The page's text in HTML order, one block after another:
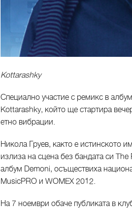
Kottarashky
Специално участие с ремикс в
Kottarashky, който ще стартира
етно вибрации.
Никола Груев, както е истинското
излиза на сцена без бандата си
албум Demoni, осъществиха
MusicPRO и WOMEX 2012.
На 7 ноември обаче публиката в